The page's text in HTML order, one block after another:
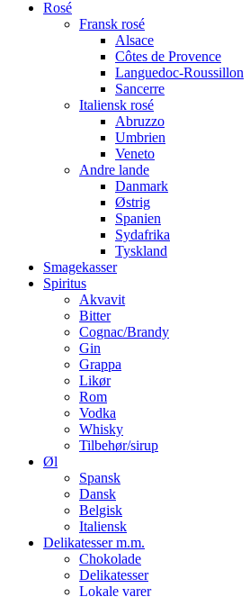
Rosé
Fransk rosé
Alsace
Côtes de Provence
Languedoc-Roussillon
Sancerre
Italiensk rosé
Abruzzo
Umbrien
Veneto
Andre lande
Danmark
Østrig
Spanien
Sydafrika
Tyskland
Smagekasser
Spiritus
Akvavit
Bitter
Cognac/Brandy
Gin
Grappa
Likør
Rom
Vodka
Whisky
Tilbehør/sirup
Øl
Spansk
Dansk
Belgisk
Italiensk
Delikatesser m.m.
Chokolade
Delikatesser
Lokale varer